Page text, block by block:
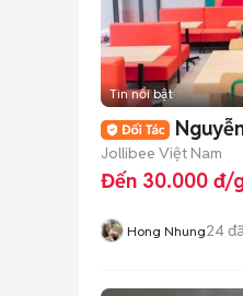
Tin nổi bật
Jollibee Việt Nam
Đến 30.000 đ/
Hong Nhung24